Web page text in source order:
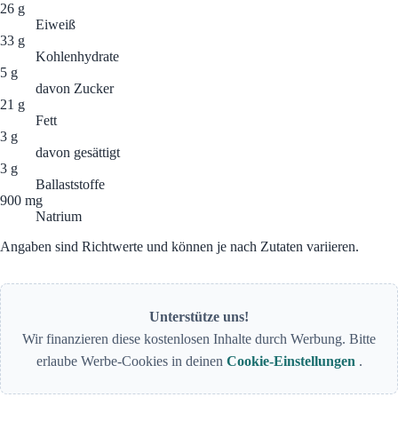
26 g
Eiweiß
33 g
Kohlenhydrate
5 g
davon Zucker
21 g
Fett
3 g
davon gesättigt
3 g
Ballaststoffe
900 mg
Natrium
Angaben sind Richtwerte und können je nach Zutaten variieren.
Unterstütze uns!
Wir finanzieren diese kostenlosen Inhalte durch Werbung. Bitte
erlaube Werbe-Cookies in deinen Cookie-Einstellungen .